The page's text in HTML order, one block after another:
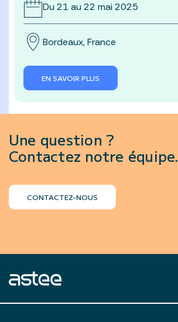
Du 21 au 22 mai 2025
Bordeaux, France
EN SAVOIR PLUS
Une question ?
Contactez notre équipe.
CONTACTEZ-NOUS